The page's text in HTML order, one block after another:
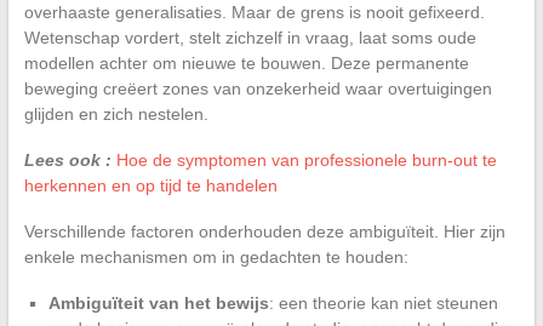
overhaaste generalisaties. Maar de grens is nooit gefixeerd.
Wetenschap vordert, stelt zichzelf in vraag, laat soms oude
modellen achter om nieuwe te bouwen. Deze permanente
beweging creëert zones van onzekerheid waar overtuigingen
glijden en zich nestelen.
Lees ook : Hoe de symptomen van professionele burn-out te
herkennen en op tijd te handelen
Verschillende factoren onderhouden deze ambiguïteit. Hier zijn
enkele mechanismen om in gedachten te houden:
Ambiguïteit van het bewijs: een theorie kan niet steunen